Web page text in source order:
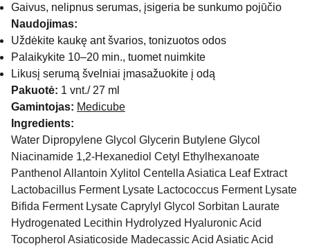
Gaivus, nelipnus serumas, įsigeria be sunkumo pojūčio
Naudojimas:
Uždėkite kaukę ant švarios, tonizuotos odos
Palaikykite 10–20 min., tuomet nuimkite
Likusį serumą švelniai įmasažuokite į odą
Pakuotė: 1 vnt./ 27 ml
Gamintojas: Medicube
Ingredients:
Water Dipropylene Glycol Glycerin Butylene Glycol
Niacinamide 1,2-Hexanediol Cetyl Ethylhexanoate
Panthenol Allantoin Xylitol Centella Asiatica Leaf Extract
Lactobacillus Ferment Lysate Lactococcus Ferment Lysate
Bifida Ferment Lysate Caprylyl Glycol Sorbitan Laurate
Hydrogenated Lecithin Hydrolyzed Hyaluronic Acid
Tocopherol Asiaticoside Madecassic Acid Asiatic Acid